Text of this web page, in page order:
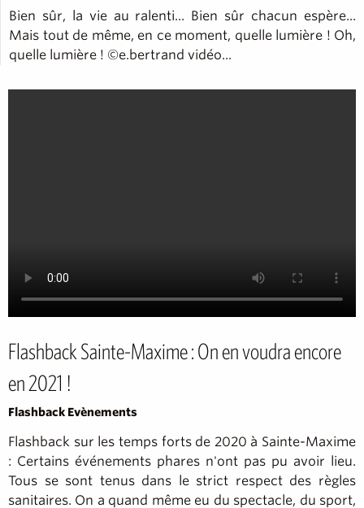
Bien sûr, la vie au ralenti... Bien sûr chacun espère...
Mais tout de même, en ce moment, quelle lumière ! Oh,
quelle lumière ! ©e.bertrand vidéo...
Flashback Sainte-Maxime : On en voudra encore
en 2021 !
Flashback Evènements
Flashback sur les temps forts de 2020 à Sainte-Maxime
: Certains événements phares n'ont pas pu avoir lieu.
Tous se sont tenus dans le strict respect des règles
sanitaires. On a quand même eu du spectacle, du sport,